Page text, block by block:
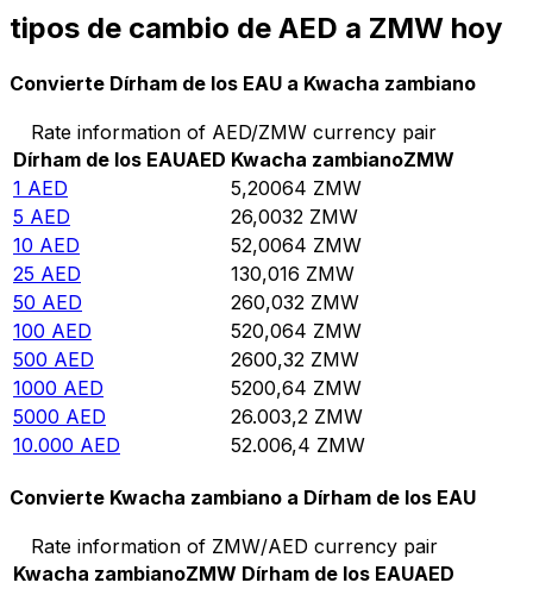
tipos de cambio de AED a ZMW hoy
Convierte Dírham de los EAU a Kwacha zambiano
Rate information of AED/ZMW currency pair
Dírham de los EAUAED Kwacha zambianoZMW
1 AED 5,20064 ZMW
5 AED 26,0032 ZMW
10 AED 52,0064 ZMW
25 AED 130,016 ZMW
50 AED 260,032 ZMW
100 AED 520,064 ZMW
500 AED 2600,32 ZMW
1000 AED 5200,64 ZMW
5000 AED 26.003,2 ZMW
10.000 AED 52.006,4 ZMW
Convierte Kwacha zambiano a Dírham de los EAU
Rate information of ZMW/AED currency pair
Kwacha zambianoZMW Dírham de los EAUAED